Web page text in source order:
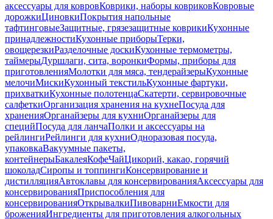
аксессуары для ковровКоврики, наборы ковриковКовровые
дорожкиЦиновкиПокрытия напольные
тафтинговыеЗащитные, грязезащитные коврикиКухонные
принадлежностиКухонные приборыТерки,
овощерезкиРазделочные доскиКухонные термометры,
таймерыДуршлаги, сита, воронкиФормы, приборы для
приготовленияМолотки для мяса, тендерайзерыКухонные
мелочиМискиКухонный текстильКухонные фартуки,
прихваткиКухонные полотенцаСкатерти, сервировочные
салфеткиОрганизация хранения на кухнеПосуда для
храненияОрганайзеры для кухниОрганайзеры для
специйПосуда для ланчаПолки и аксессуары на
рейлингиРейлинги для кухниОдноразовая посуда,
упаковкаВакуумные пакеты,
контейнерыБакалеяКофеЧайЦикорий, какао, горячий
шоколадСиропы и топпингиКонсервирование и
дистилляцияАвтоклавы для консервированияАксессуары для
консервированияПриспособления для
консервированияОткрывалкиПивоварниЕмкости для
броженияИнгредиенты для приготовления алкогольных